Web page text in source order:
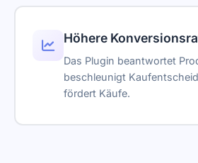
Höhere
Das Plugin beantwortet
beschleunigt
fördert Käufe.